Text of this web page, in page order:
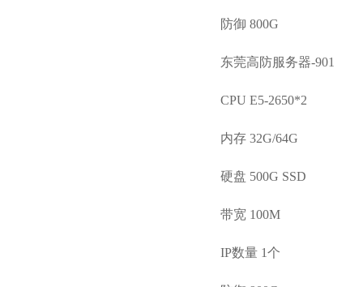
防御 800G
东莞高防服务器-901
CPU E5-2650*2
内存 32G/64G
硬盘 500G SSD
带宽 100M
IP数量 1个